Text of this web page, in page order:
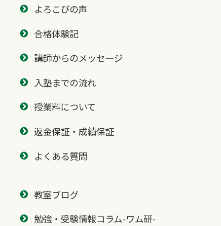
よろこびの声
合格体験記
講師からのメッセージ
入塾までの流れ
授業料について
返金保証・成績保証
よくある質問
教室ブログ
勉強・受験情報コラム-ワム研-